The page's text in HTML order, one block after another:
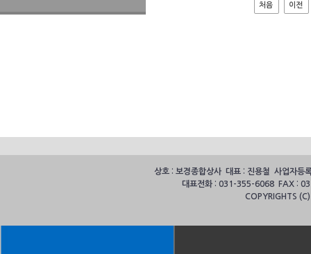
처음 이전
상호 : 보경종합상사 대표 : 진용철 사업자
대표전화 : 031-355-6068 FAX :
COPYRIGHTS (C)